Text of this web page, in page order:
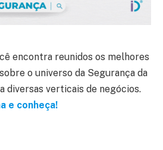
encontra reunidos os melhores
o universo da Segurança da
diversas verticais de negócios.
e conheça!